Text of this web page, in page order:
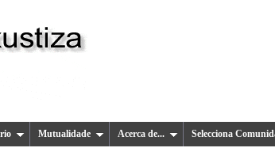
Mutualidade Acerca de... Selecciona